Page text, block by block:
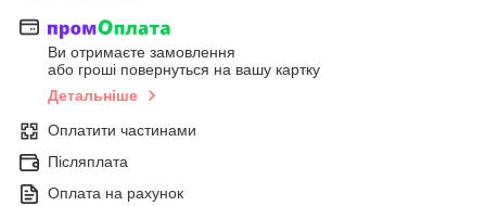
Ви отримаєте замовлення
або гроші повернуться на вашу картку
Детальніше
Оплатити частинами
Післяплата
Оплата на рахунок